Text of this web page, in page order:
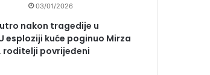
03/01/2026
nakon tragedije u
esploziji kuće poginuo Mirza
roditelji povrijeđeni